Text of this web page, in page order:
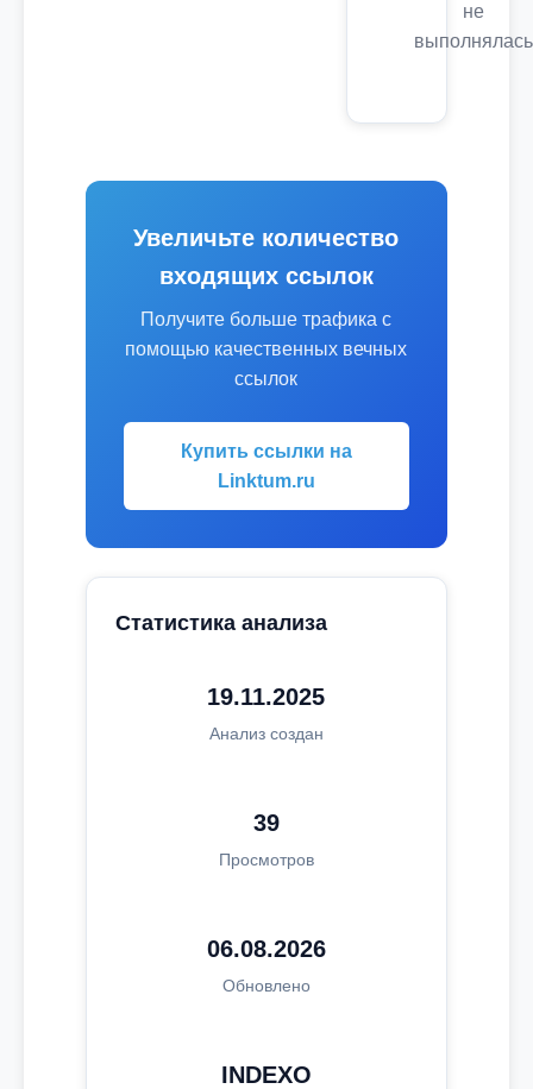
не
выполнялась
Увеличьте количество
входящих ссылок
Получите больше трафика с
помощью качественных вечных
ссылок
Купить ссылки на
Linktum.ru
Статистика анализа
19.11.2025
Анализ создан
39
Просмотров
06.08.2026
Обновлено
INDEXO